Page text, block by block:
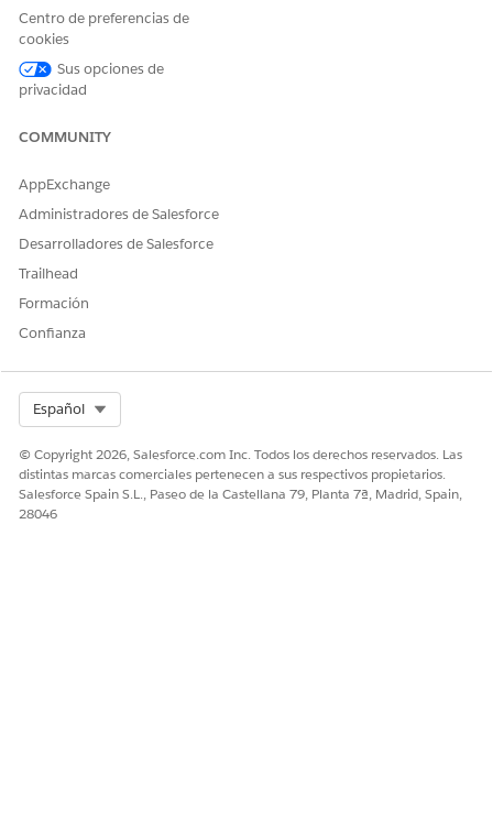
personalizados.
¡Háganos saber cómo podemos mejorar!
Centro de preferencias de
cookies
Sus opciones de
privacidad
COMMUNITY
AppExchange
Administradores de Salesforce
Desarrolladores de Salesforce
Trailhead
Formación
Confianza
Español
© Copyright 2026, Salesforce.com Inc. Todos los derechos reservados. Las
distintas marcas comerciales pertenecen a sus respectivos propietarios.
Salesforce Spain S.L., Paseo de la Castellana 79, Planta 7ª, Madrid, Spain,
28046